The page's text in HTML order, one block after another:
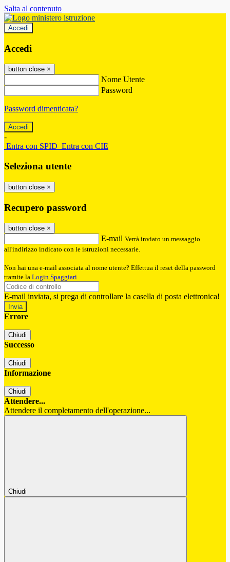
Salta al contenuto
Accedi
Accedi
button close ×
Nome Utente
Password
Password dimenticata?
-
Entra con SPID Entra con CIE
Seleziona utente
button close ×
Recupero password
button close ×
E-mail Verrà inviato un messaggio
all'indirizzo indicato con le istruzioni necessarie.
Non hai una e-mail associata al nome utente? Effettua il reset della password
tramite la Login Spaggiari
E-mail inviata, si prega di controllare la casella di posta elettronica!
Errore
Chiudi
Successo
Chiudi
Informazione
Chiudi
Attendere...
Attendere il completamento dell'operazione...
Chiudi